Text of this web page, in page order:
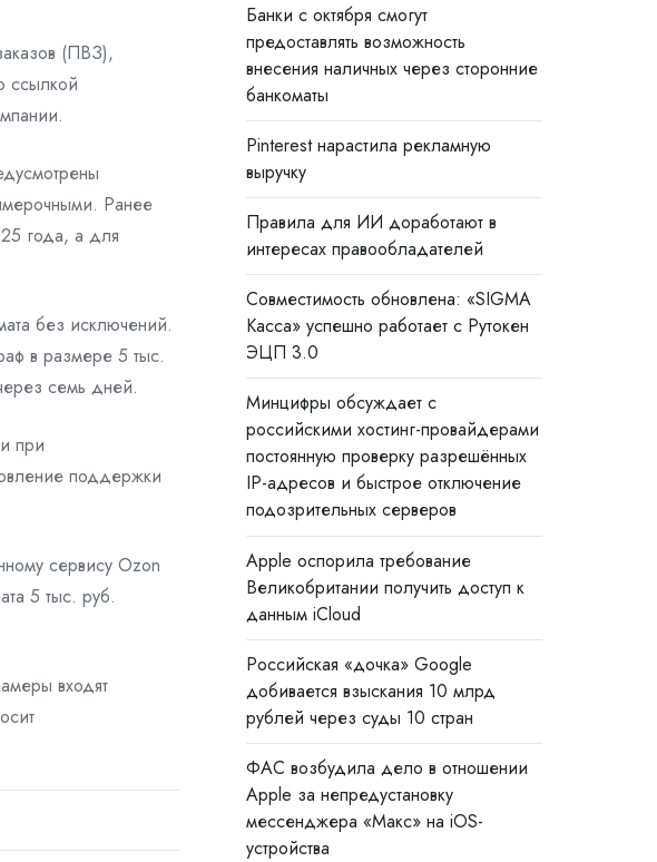
(ПВЗ),
ссылкой
Ранее
года, а для
без исключений.
в размере 5 тыс.
семь дней.
при
поддержки
сервису Ozon
5 тыс. руб.
входят
Банки с октября смогут
предоставлять возможность
внесения наличных через сторонние
банкоматы
Pinterest нарастила рекламную
выручку
Правила для ИИ доработают в
интересах правообладателей
Совместимость обновлена: «SIGMA
Касса» успешно работает с Рутокен
ЭЦП 3.0
Минцифры обсуждает с
российскими хостинг-провайдерами
постоянную проверку разрешённых
IP-адресов и быстрое отключение
подозрительных серверов
Apple оспорила требование
Великобритании получить доступ к
данным iCloud
Российская «дочка» Google
добивается взыскания 10 млрд
рублей через суды 10 стран
ФАС возбудила дело в отношении
Apple за непредустановку
мессенджера «Макс» на iOS-
устройства